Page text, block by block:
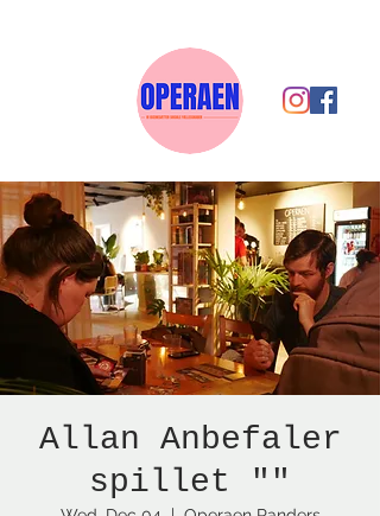
Allan Anbefaler
spillet ""